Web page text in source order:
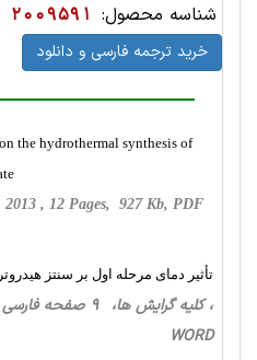
شناسه محصول: 2009591
خرید ترجمه فارسی و دانلود
the hydrothermal synthesis of
, 12 Pages, 927 Kb, PDF
تأثیر دمای مرحله اول بر سنتز
WORD